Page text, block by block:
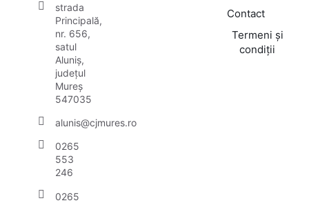
strada
Principală,
nr. 656,
satul
Aluniș,
județul
Mureș
547035
alunis@cjmures.ro
0265
553
246
0265
Contact
Termeni și
condiții